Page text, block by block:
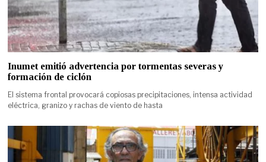
Inumet emitió advertencia por tormentas severas y
formación de ciclón
El sistema frontal provocará copiosas precipitaciones, intensa actividad
eléctrica, granizo y rachas de viento de hasta